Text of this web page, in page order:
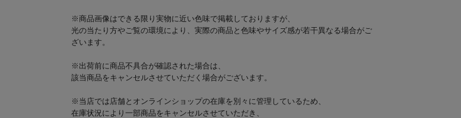
※商品画像はできる限り実物に近い色味で掲載しておりますが、
光の当たり方やご覧の環境により、実際の商品と色味やサイズ感が若干異なる場合がご
ざいます。
※出荷前に商品不具合が確認された場合は、
該当商品をキャンセルさせていただく場合がございます。
※当店では店舗とオンラインショップの在庫を別々に管理しているため、
在庫状況により一部商品をキャンセルさせていただき、